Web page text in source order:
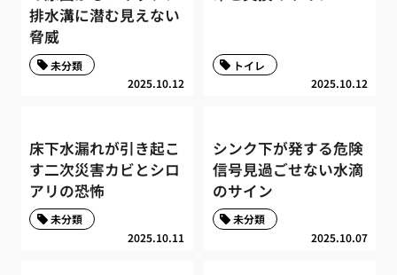
排水溝に潜む見えない
脅威
2025.10.12
未分類
2025.10.12
トイレ
床下水漏れが引き起こ
す二次災害カビとシロ
アリの恐怖
2025.10.11
未分類
シンク下が発する危険
信号見過ごせない水滴
のサイン
2025.10.07
未分類